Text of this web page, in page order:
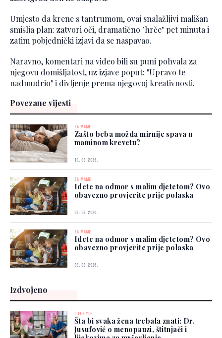
Umjesto da krene s tantrumom, ovaj snalažljivi mališan
smišlja plan: zatvori oči, dramatično "hrče" pet minuta i
zatim pobjednički izjavi da se naspavao.
Naravno, komentari na video bili su puni pohvala za
njegovu domišljatost, uz izjave poput: "Upravo te
nadmudrio" i divljenje prema njegovoj kreativnosti.
Povezane vijesti
ZA MAME
Zašto beba možda mirnije spava u
maminom krevetu?
10. 08. 2026.
ZA MAME
Idete na odmor s malim djetetom? Ovo
obavezno provjerite prije polaska
09. 08. 2026.
ZA MAME
Idete na odmor s malim djetetom? Ovo
obavezno provjerite prije polaska
09. 08. 2026.
Izdvojeno
LIFESTYLE
Šta bi svaka žena trebala znati: Dr.
Jusufović o menopauzi, štitnjači i